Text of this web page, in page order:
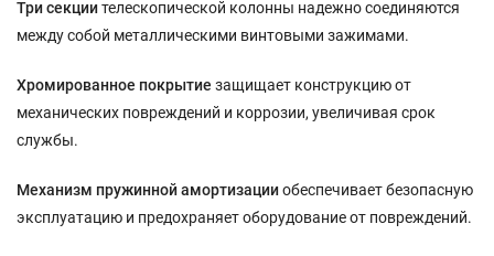
Три секциителескопической колонны надежно соединяются
между собой металлическими винтовыми зажимами.
Хромированное покрытие защищает конструкцию от
механических повреждений и коррозии, увеличивая срок
службы.
Механизм пружинной амортизацииобеспечивает безопасную
эксплуатацию и предохраняет оборудование от повреждений.